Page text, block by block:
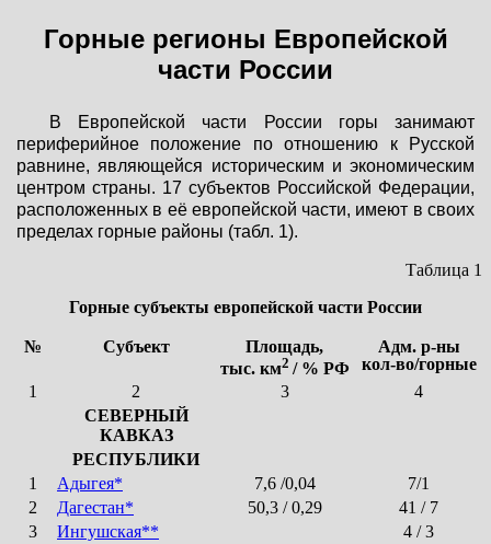
Горные регионы Европейской
части России
В Европейской части России горы занимают
периферийное положение по отношению к Русской
равнине, являющейся историческим и экономическим
центром страны. 17 субъектов Российской Федерации,
расположенных в её европейской части, имеют в своих
пределах горные районы (табл. 1).
Таблица 1
Горные субъекты европейской части России
№ Субъект
Площадь,
тыс. км2 / % РФ
Адм. р-ны
кол-во/горные
1
2 3
4
СЕВЕРНЫЙ
КАВКАЗ
РЕСПУБЛИКИ
1
Адыгея* 7,6 /0,04
7/1
2
Дагестан* 50,3 / 0,29
41 / 7
3
Ингушская**
4 / 3